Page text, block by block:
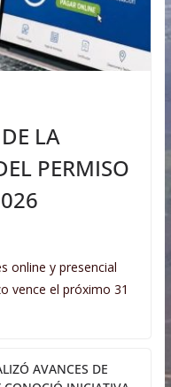
LA
PERMISO
online y presencial
vence el próximo 31
AVANCES DE